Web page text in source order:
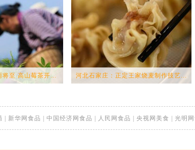
将至 高山莓茶开... 河北石家庄：正定王家烧麦制作技艺...
新华网食品 中国经济网食品 人民网食品 央视网美食 光明